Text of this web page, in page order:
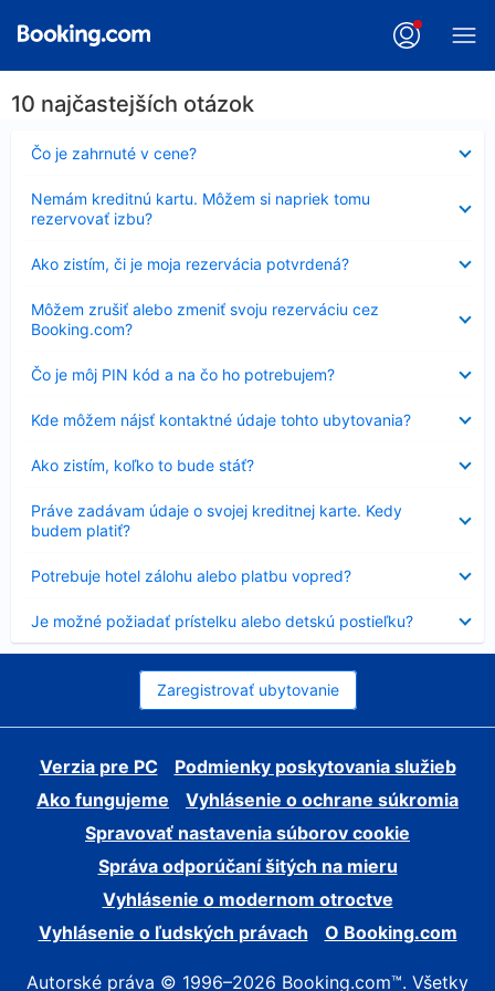
10 najčastejších otázok
Čo je zahrnuté v cene?
Nezobrazuje
sa
Nemám kreditnú kartu. Môžem si napriek tomu
rezervovať izbu?
sa
Ako zistím, či je moja rezervácia potvrdená?
sa
Môžem zrušiť alebo zmeniť svoju rezerváciu cez
Booking.com?
sa
Čo je môj PIN kód a na čo ho potrebujem?
Nezobrazuje
sa
Kde môžem nájsť kontaktné údaje tohto ubytovania?
sa
Ako zistím, koľko to bude stáť?
sa
Práve zadávam údaje o svojej kreditnej karte. Kedy
budem platiť?
sa
Potrebuje hotel zálohu alebo platbu vopred?
sa
Je možné požiadať prístelku alebo detskú postieľku?
sa
Zaregistrovať ubytovanie
Verzia pre PC
Podmienky poskytovania služieb
Ako fungujeme
Vyhlásenie o ochrane súkromia
Spravovať nastavenia súborov cookie
Správa odporúčaní šitých na mieru
Vyhlásenie o modernom otroctve
Vyhlásenie o ľudských právach
O Booking.com
Autorské práva © 1996–2026 Booking.com™. Všetky